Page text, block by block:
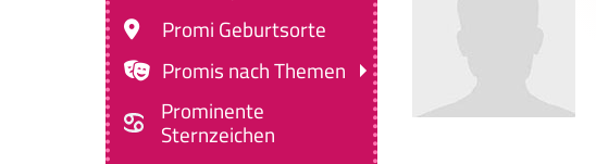
Promi Geburtsorte
Promis nach Themen
Prominente
Sternzeichen